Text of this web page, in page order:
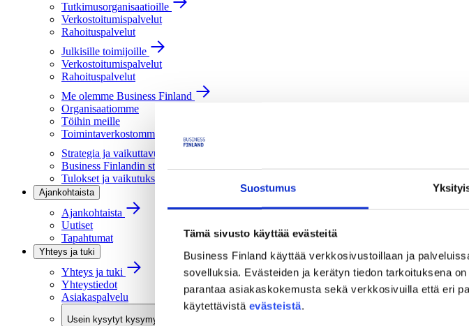
Suostumus
Tämä sivusto käyttää evästeitä
Business Finland käyttää verkkosivustoillaan ja
sovelluksia. Evästeiden ja kerätyn tiedon tarkoituksena
parantaa asiakaskokemusta sekä verkkosivuilla että eri
käytettävistä evästeistä.
Tutkimusorganisaatioille
Verkostoitumispalvelut
Rahoituspalvelut
Julkisille toimijoille
Verkostoitumispalvelut
Rahoituspalvelut
Me olemme Business Finland
Organisaatiomme
Töihin meille
Toimintaverkostomme
Strategia ja vaikuttavuus
Business Finlandin strategia 2030
Tulokset ja vaikutukset
Ajankohtaista
Ajankohtaista
Uutiset
Tapahtumat
Yhteys ja tuki
Yhteys ja tuki
Yhteystiedot
Asiakaspalvelu
Usein kysytyt kysymykset